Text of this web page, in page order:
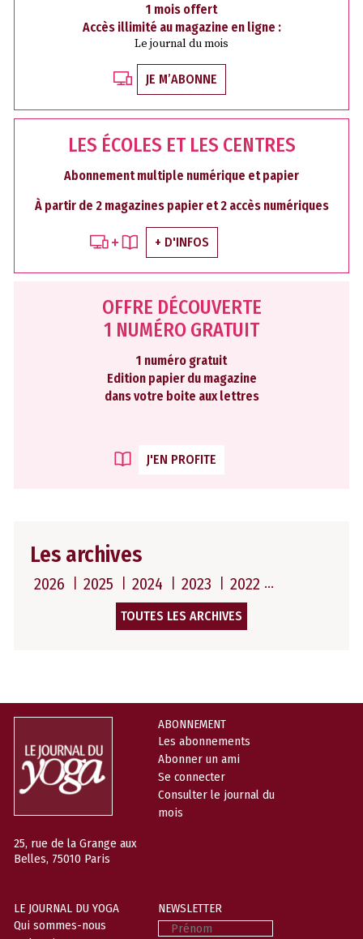
1 mois offert
Accès illimité au magazine en ligne :
Le journal du mois
JE M’ABONNE
LES ÉCOLES ET LES CENTRES
Abonnement multiple numérique et papier
À partir de 2 magazines papier et 2 accès numériques
+ D'INFOS
OFFRE DÉCOUVERTE
1 NUMÉRO GRATUIT
1 numéro gratuit
Edition papier du magazine
dans votre boite aux lettres
J'EN PROFITE
Les archives
2026 2025 2024 2023 2022
TOUTES LES ARCHIVES
25, rue de la Grange aux
Belles, 75010 Paris
ABONNEMENT
Les abonnements
Abonner un ami
Se connecter
Consulter le journal du
mois
LE JOURNAL DU YOGA
Qui sommes-nous
NEWSLETTER
Prénom